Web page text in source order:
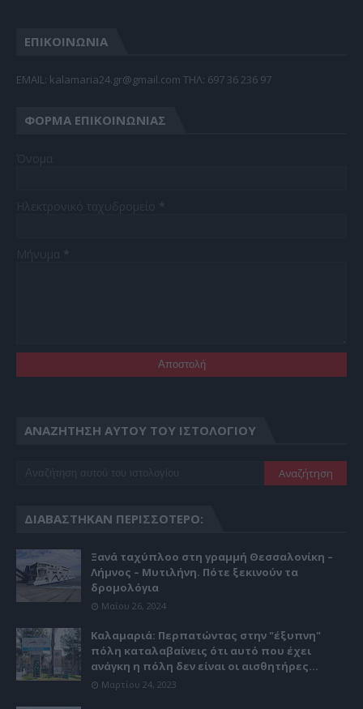
ΕΠΙΚΟΙΝΩΝΙΑ
EMAIL: kalamaria24.gr@gmail.com TΗΛ: 697 36 236 97
ΦΌΡΜΑ ΕΠΙΚΟΙΝΩΝΊΑΣ
ΑΝΑΖΉΤΗΣΗ ΑΥΤΟΎ ΤΟΥ ΙΣΤΟΛΟΓΊΟΥ
ΔΙΑΒΆΣΤΗΚΑΝ ΠΕΡΙΣΣΌΤΕΡΟ:
Ξανά ταχύπλοο στη γραμμή Θεσσαλονίκη –
Λήμνος – Μυτιλήνη. Πότε ξεκινούν τα
δρομολόγια
Μαΐου 26, 2024
Καλαμαριά: Περπατώντας στην "έξυπνη"
πόλη καταλαβαίνεις ότι αυτό που έχει
ανάγκη η πόλη δεν είναι οι αισθητήρες...
Μαρτίου 24, 2023